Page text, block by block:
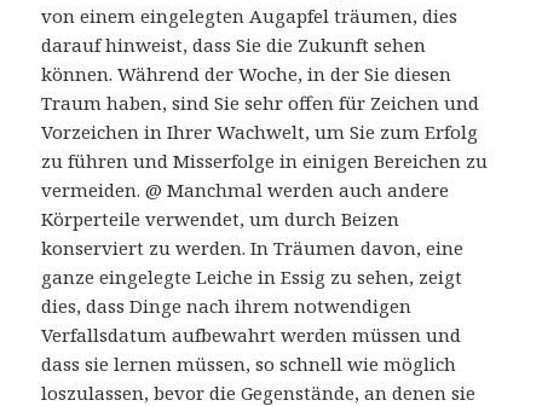
von einem eingelegten Augapfel träumen, dies
darauf hinweist, dass Sie die Zukunft sehen
können. Während der Woche, in der Sie diesen
Traum haben, sind Sie sehr offen für Zeichen und
Vorzeichen in Ihrer Wachwelt, um Sie zum Erfolg
zu führen und Misserfolge in einigen Bereichen zu
vermeiden. @ Manchmal werden auch andere
Körperteile verwendet, um durch Beizen
konserviert zu werden. In Träumen davon, eine
ganze eingelegte Leiche in Essig zu sehen, zeigt
dies, dass Dinge nach ihrem notwendigen
Verfallsdatum aufbewahrt werden müssen und
dass sie lernen müssen, so schnell wie möglich
loszulassen, bevor die Gegenstände, an denen sie